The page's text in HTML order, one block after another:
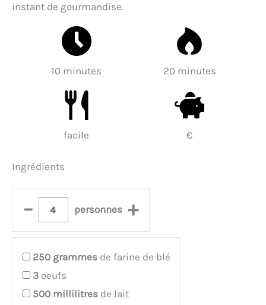
instant de gourmandise.
10 minutes 20 minutes
facile €
Ingrédients
– personnes +
250 grammes de farine de blé
3 oeufs
500 millilitres de lait